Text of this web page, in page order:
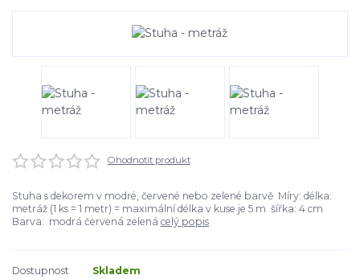
Ohodnotit produkt
Stuha s dekorem v modré, červené nebo zelené barvě Míry: délka:
metráž (1 ks = 1 metr) = maximální délka v kuse je 5 m šířka: 4 cm
Barva: modrá červená zelená celý popis
Dostupnost
Skladem